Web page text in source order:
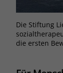
Die Stiftung
die ersten
Zweck
Anbieter
Name
Anbieter